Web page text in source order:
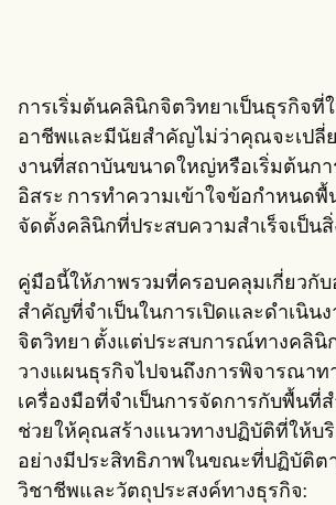
เปรียบเทียบ
คู่มือแอป
เทมเพลต
รหัส ICD
Procedure Codes
เทมเพลตซูเปอร์บิลล์
Informed Consent Form
Social Work Treatment Plans
DAR Note Template
Patient Visit Summary Template
Help Center
Demos
Training Hub
Webinars
Switch to Carepatron
Become a Partner
การเริ่มต้นคลินิกจิตวิทยาเป็นธุรกิจที่
อาชีพและมีนัยสำคัญไม่ว่าคุณจะเปลี่
งานที่สถาบันขนาดใหญ่หรือเริ่มต้นก
อิสระ การทำความเข้าใจข้อกำหนดพื้
จัดตั้งคลินิกที่ประสบความสำเร็จเป็น
คู่มือนี้ให้ภาพรวมที่ครอบคลุมเกี่ยวกับ
สำคัญที่จำเป็นในการเปิดและดำเนิน
จิตวิทยา ตั้งแต่ประสบการณ์ทางคลินิ
วางแผนธุรกิจไปจนถึงการพิจารณาท
เครื่องมือที่จำเป็นการจัดการกับพื้นที่
ช่วยให้คุณสร้างแนวทางปฏิบัติที่ให้บ
อย่างมีประสิทธิภาพในขณะที่ปฏิบัติต
วิชาชีพและวัตถุประสงค์ทางธุรกิจ: